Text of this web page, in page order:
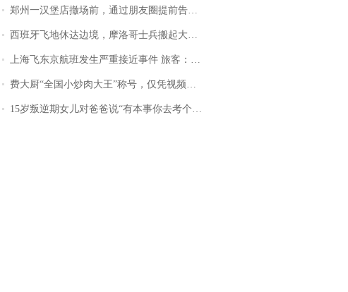
郑州一汉堡店撤场前，通过朋友圈提前告知逐一退费，有顾客仅剩1元也全被退回，分文不少；顾客：言而有信，让人感动
西班牙飞地休达边境，摩洛哥士兵搬起大石块投向移民引争议，此前一天内数万人从摩洛哥涌入西班牙
上海飞东京航班发生严重接近事件 旅客：正常下降后突然拉升，下飞机时都不知险些撞机
费大厨“全国小炒肉大王”称号，仅凭视频评出？中国烹饪协会回应
15岁叛逆期女儿对爸爸说“有本事你去考个研究生”，44岁职场“老登”一战上岸“985”；父亲坦言拒绝空想，常年保持每月读6本书的习惯